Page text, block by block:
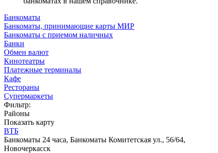
Банкоматы
Банкоматы, принимающие карты МИР
Банкоматы с приемом наличных
Банки
Обмен валют
Кинотеатры
Платежные терминалы
Кафе
Рестораны
Супермаркеты
Фильтр:
Районы
Показать карту
ВТБ
Банкоматы 24 часа, Банкоматы Комитетская ул., 56/64,
Новочеркасск